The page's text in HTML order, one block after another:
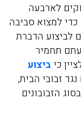
לארבעה
למצוא סביבה
לביצוע הדברת
תחמיר
כי ביצוע
זבובי הבית,
הזבובונים